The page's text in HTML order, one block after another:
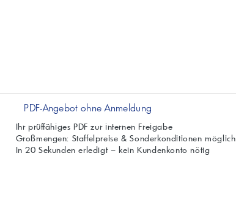
PDF-Angebot ohne Anmeldung
Ihr prüffähiges PDF zur internen Freigabe
Großmengen: Staffelpreise & Sonderkonditionen möglich
In 20 Sekunden erledigt – kein Kundenkonto nötig